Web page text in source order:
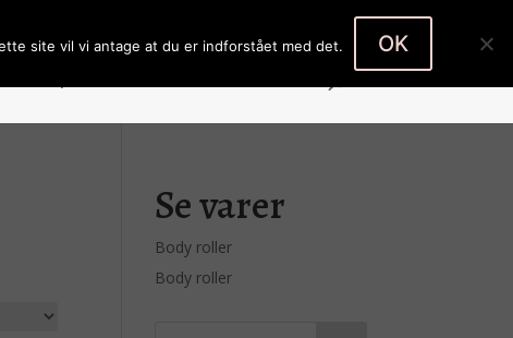
0 emner
Se varer
Body roller
Body roller
site vil vi antage at du er indforstået med det. OK